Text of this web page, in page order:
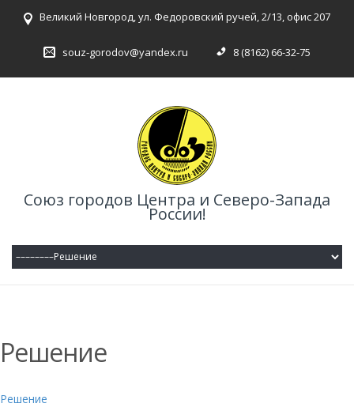
Великий Новгород, ул. Федоровский ручей, 2/13, офис 207
souz-gorodov@yandex.ru 8 (8162) 66-32-75
Союз городов Центра и Северо-Запада
России!
Решение
Решение